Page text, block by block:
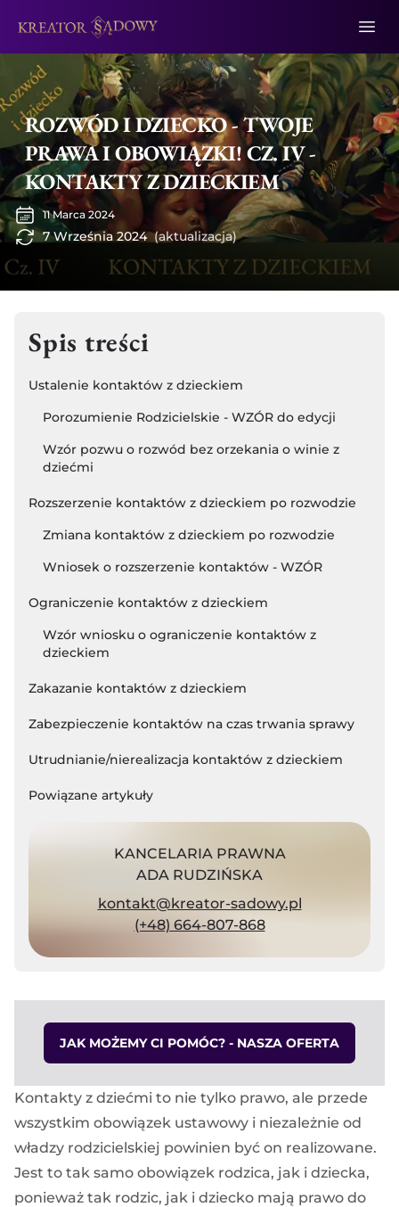
ROZWÓD I DZIECKO - TWOJE
PRAWA I OBOWIĄZKI! CZ. IV -
KONTAKTY Z DZIECKIEM
11 Marca 2024
7 Września 2024 (aktualizacja)
Spis treści
Ustalenie kontaktów z dzieckiem
Porozumienie Rodzicielskie - WZÓR do edycji
Wzór pozwu o rozwód bez orzekania o winie z
dziećmi
Rozszerzenie kontaktów z dzieckiem po rozwodzie
Zmiana kontaktów z dzieckiem po rozwodzie
Wniosek o rozszerzenie kontaktów - WZÓR
Ograniczenie kontaktów z dzieckiem
Wzór wniosku o ograniczenie kontaktów z
dzieckiem
Zakazanie kontaktów z dzieckiem
Zabezpieczenie kontaktów na czas trwania sprawy
Utrudnianie/nierealizacja kontaktów z dzieckiem
Powiązane artykuły
KANCELARIA PRAWNA
ADA RUDZIŃSKA
kontakt@kreator-sadowy.pl
(+48) 664-807-868
JAK MOŻEMY CI POMÓC? - NASZA OFERTA
Kontakty z dziećmi to nie tylko prawo, ale przede
wszystkim obowiązek ustawowy i niezależnie od
władzy rodzicielskiej powinien być on realizowane.
Jest to tak samo obowiązek rodzica, jak i dziecka,
ponieważ tak rodzic, jak i dziecko mają prawo do